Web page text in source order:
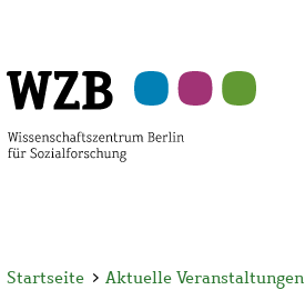
Startseite > Aktuelle Veranstaltungen